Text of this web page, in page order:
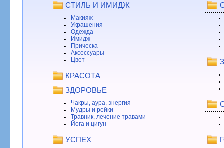
СТИЛЬ И ИМИДЖ
Макияж
Украшения
Одежда
Имидж
Прическа
Аксессуары
Цвет
КРАСОТА
ЗДОРОВЬЕ
Чакры, аура, энергия
Мудры и рейки
Травник, лечение травами
Йога и цигун
УСПЕХ